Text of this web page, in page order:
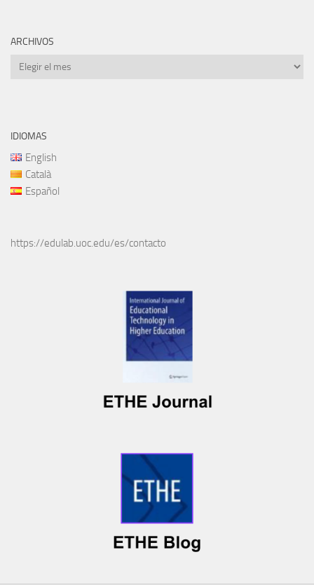
ARCHIVOS
Archivos
IDIOMAS
English
Català
Español
https://edulab.uoc.edu/es/contacto